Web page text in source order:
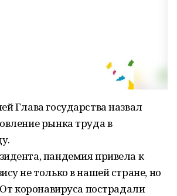
Глава государства назвал
рынка труда в
пандемия привела к
не только в нашей стране, но
коронавируса пострадали